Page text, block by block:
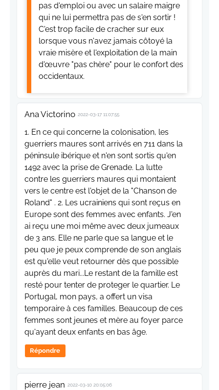
pas d'emploi ou avec un salaire maigre
qui ne lui permettra pas de s'en sortir !
C'est trop facile de cracher sur eux
lorsque vous n'avez jamais côtoyé la
vraie misère et l'exploitation de la main
d'œuvre "pas chère" pour le confort des
occidentaux.
Ana Victorino 2022-03-17 11:07:55
1. En ce qui concerne la colonisation, les
guerriers maures sont arrivés en 711 dans la
péninsule ibérique et n'en sont sortis qu'en
1492 avec la prise de Grenade. La lutte
contre les guerriers maures qui montaient
vers le centre est l'objet de la "Chanson de
Roland" . 2. Les ucrainiens qui sont reçus en
Europe sont des femmes avec enfants. J'en
ai reçu une moi même avec deux jumeaux
de 3 ans. Elle ne parle que sa langue et le
peu que je peux comprende de son anglais
est qu'elle veut retourner dès que possible
auprès du mari...Le restant de la famille est
resté pour tenter de proteger le quartier. Le
Portugal, mon pays, a offert un visa
temporaire à ces familles. Beaucoup de ces
femmes sont jeunes et mère au foyer parce
qu'ayant deux enfants en bas âge.
Répondre
pierre jean 2022-03-10 20:05:06